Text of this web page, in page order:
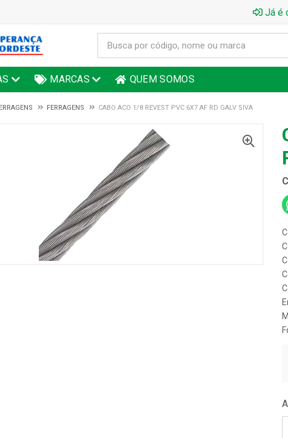
Já é
MARCAS QUEM SOMOS
FERRAGENS CABO ACO 1/8 REVEST PVC 6X7 AF RD GALV SIVA